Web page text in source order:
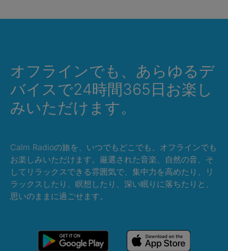
オフラインでも、あらゆるデ
バイスで24時間365日お楽し
みいただけます。
Calm Radioの旅を、いつでもどこでも、オフラインでも
お楽しみいただけます。厳選された音楽、自然の音、そ
してリラックスできる雰囲気で、集中力を高めたり、リ
ラックスしたり、瞑想したり、深い眠りに落ちたりと、
思いのままに過ごせます。